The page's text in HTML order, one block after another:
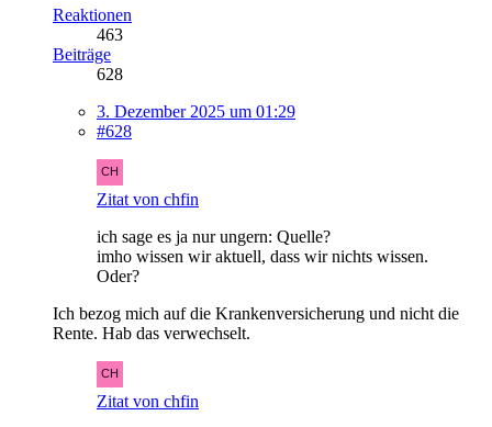
Reaktionen
463
Beiträge
628
3. Dezember 2025 um 01:29
#628
Zitat von chfin
ich sage es ja nur ungern: Quelle?
imho wissen wir aktuell, dass wir nichts wissen.
Oder?
Ich bezog mich auf die Krankenversicherung und nicht die
Rente. Hab das verwechselt.
Zitat von chfin